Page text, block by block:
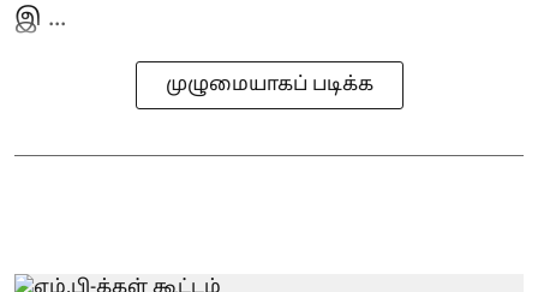
இ ...
முழுமையாகப் படிக்க